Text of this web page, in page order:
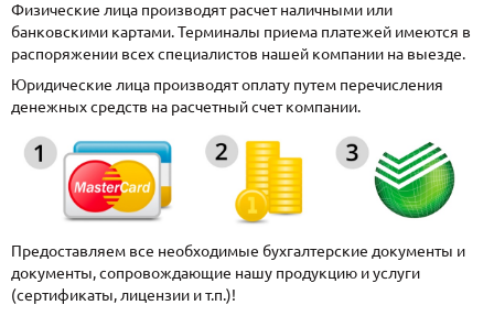
Физические лица производят расчет наличными или
банковскими картами. Терминалы приема платежей имеются в
распоряжении всех специалистов нашей компании на выезде.
Юридические лица производят оплату путем перечисления
денежных средств на расчетный счет компании.
Предоставляем все необходимые бухгалтерские документы и
документы, сопровождающие нашу продукцию и услуги
(сертификаты, лицензии и т.п.)!